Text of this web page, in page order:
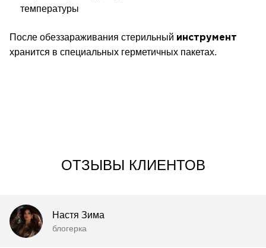
температуры
После обеззараживания стерильный инструмент
хранится в специальных герметичных пакетах.
ОТЗЫВЫ КЛИЕНТОВ
Настя Зима
блогерка